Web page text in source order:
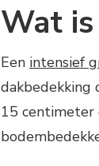
Wat
Een intensief
dakbedekking
15 centimeter